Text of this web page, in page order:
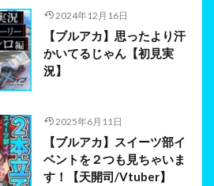
2024年12月16日
【ブルアカ】思ったより汗
かいてるじゃん【初見実
況】
2025年6月11日
【ブルアカ】スイーツ部イ
ベントを２つも見ちゃいま
す！【天開司/Vtuber】